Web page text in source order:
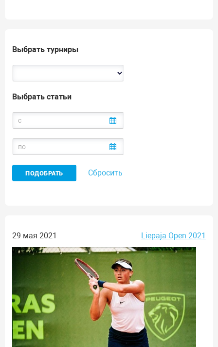
Выбрать турниры
Выбрать статьи
Сбросить
29 мая 2021 Liepaja Open 2021